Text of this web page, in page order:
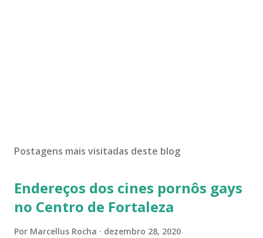
Postagens mais visitadas deste blog
Endereços dos cines pornôs gays
no Centro de Fortaleza
Por Marcellus Rocha dezembro 28, 2020